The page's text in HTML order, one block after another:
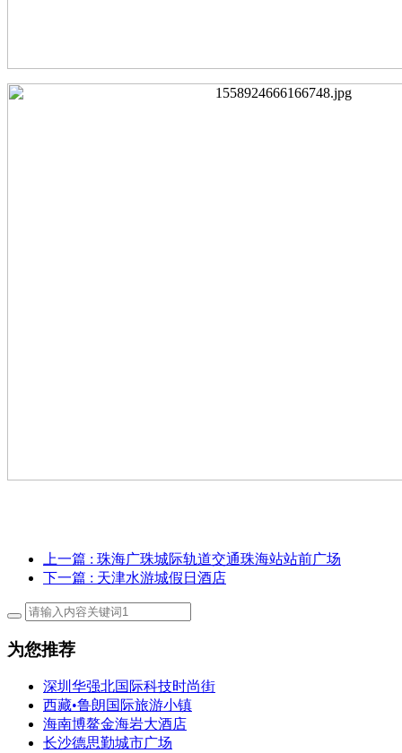
上一篇 : 珠海广珠城际轨道交通珠海站站前广场
下一篇 : 天津水游城假日酒店
为您推荐
深圳华强北国际科技时尚街
西藏•鲁朗国际旅游小镇
海南博鳌金海岩大酒店
长沙德思勤城市广场